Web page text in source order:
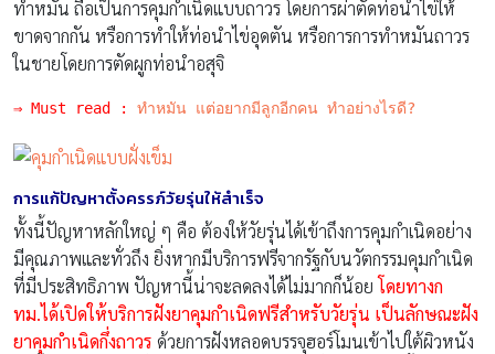
ทำหมัน ถือเป็นการคุมกำเนิดแบบถาวร โดยการผ่าตัดท่อนำไข่ให้
ขาดจากกัน หรือการทำให้ท่อนำไข่อุดตัน หรือการการทำหมันถาวร
ในชายโดยการตัดผูกท่อนำอสุจิ
⇒ Must read : ทำหมัน แต่อยากมีลูกอีกคน ทำอย่างไรดี?
การแก้ปัญหาตั้งครรภ์วัยรุ่นให้สำเร็จ
ทั้งนี้ปัญหาหลักใหญ่ ๆ คือ ต้องให้วัยรุ่นได้เข้าถึงการคุมกำเนิดอย่าง
มีคุณภาพและทั่วถึง ยิ่งหากมีบริการฟรีจากรัฐกับนวัตกรรมคุมกำเนิด
ที่มีประสิทธิภาพ ปัญหานี้น่าจะลดลงได้ไม่มากก็น้อยโดยทางก
ทม.ได้เปิดให้บริการฝังยาคุมกำเนิดฟรีสำหรับวัยรุ่น เป็นลักษณะฝัง
ยาคุมกำเนิดกึ่งถาวร ด้วยการฝังหลอดบรรจุฮอร์โมนเข้าไปใต้ผิวหนัง